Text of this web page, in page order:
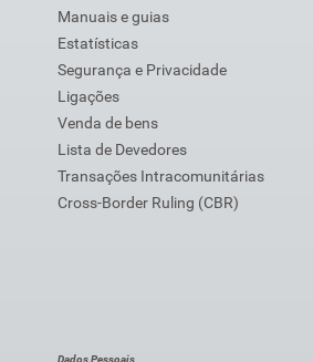
Manuais e guias
Estatísticas
Segurança e Privacidade
Ligações
Venda de bens
Lista de Devedores
Transações Intracomunitárias
Cross-Border Ruling (CBR)
Dados Pessoais